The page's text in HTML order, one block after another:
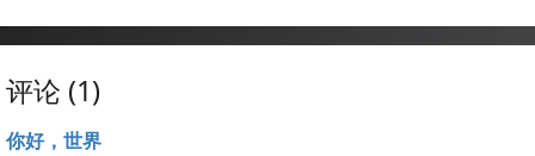
评论 (1)
你好，世界